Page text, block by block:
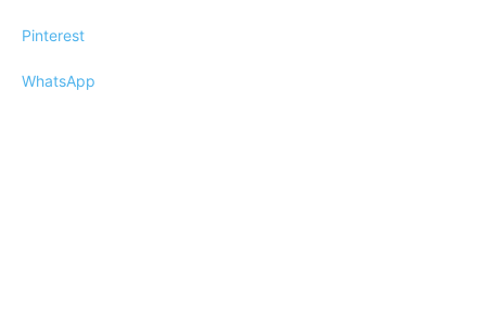
Pinterest
WhatsApp